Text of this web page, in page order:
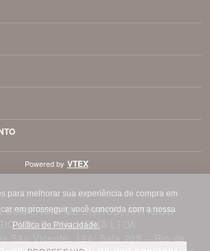
Powered by VTEX
COMÉRCIO DE LIVROS, ARTIGOS
E JOALHERIA LTDA.
São Vicente, 124/ Sala 205 – Rio de
para melhorar sua experiência de compra em
em prosseguir, você concorda com a nossa
Política de Privacidade.